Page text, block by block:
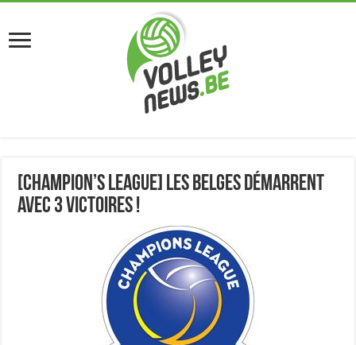
[Champion’s League] Les belges démarrent
avec 3 victoires !